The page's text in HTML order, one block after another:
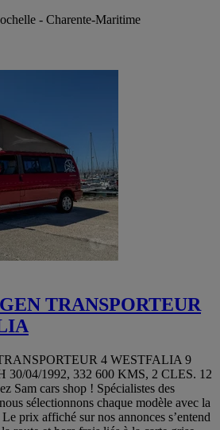
- Charente-Maritime
TRANSPORTEUR
4 WESTFALIA 9
30/04/1992, 332 600 KMS, 2 CLES. 12
Sam cars shop ! Spécialistes des
sélectionnons chaque modèle avec la
prix affiché sur nos annonces s’entend